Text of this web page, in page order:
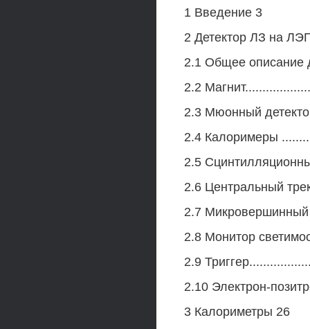
1 Введение 3
2 Детектор ЛЗ на
2.1 Общее описание
2.2
2.3 Мюонный
2.4 Калоримеры
2.5
2.6 Центральный
2.7 Микровершинный
2.8 Монитор
2.9
2.10 Электрон-
3 Калориметры 26